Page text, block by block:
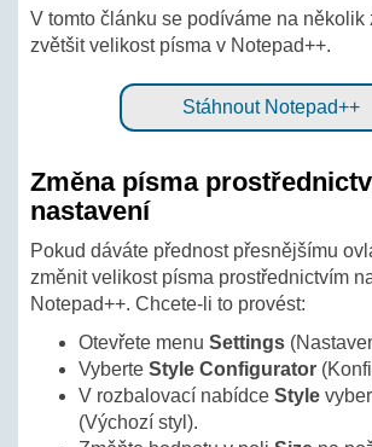
V tomto článku se podíváme na několik
zvětšit velikost písma v Notepad++.
Stáhnout Notepad++
Změna písma
nastavení
Pokud dáváte přednost přesnějšímu
změnit velikost písma prostřednictvím
Notepad++. Chcete-li to provést:
Otevřete menu Settings
Vyberte Style Configurator
V rozbalovací nabídce Style
(Výchozí styl).